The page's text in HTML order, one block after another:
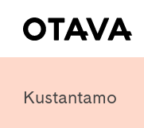
Kustantamo